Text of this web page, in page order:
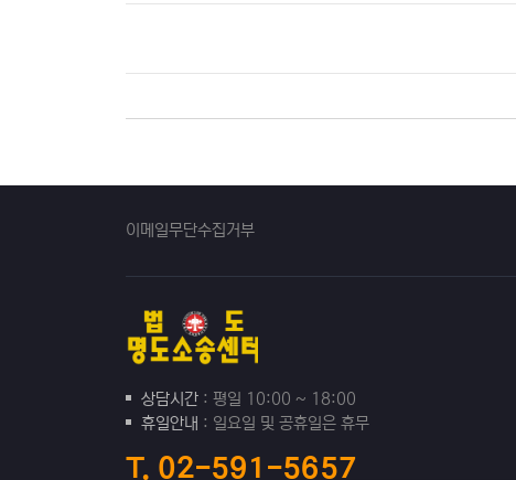
이메일무단수집거부
상담시간 : 평일 10:00 ~ 18:00
휴일안내 : 일요일 및 공휴일은 휴무
T. 02-591-5657